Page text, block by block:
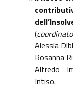
(
Alessia
Rosanna
Alfredo
Intiso.